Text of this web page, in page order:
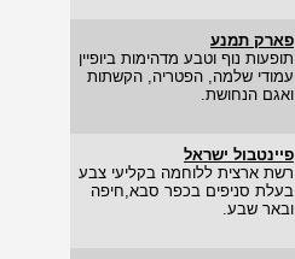
פארק תמנע
תופעות נוף וטבע מדהימות ביופיין
עמודי שלמה, הפטריה, הקשתות
ואגם הנחושת.
פיינטבול ישראל
רשת ארצית ללוחמה בקליעי צבע
בעלת סניפים בכפר סבא,חיפה
ובאר שבע.